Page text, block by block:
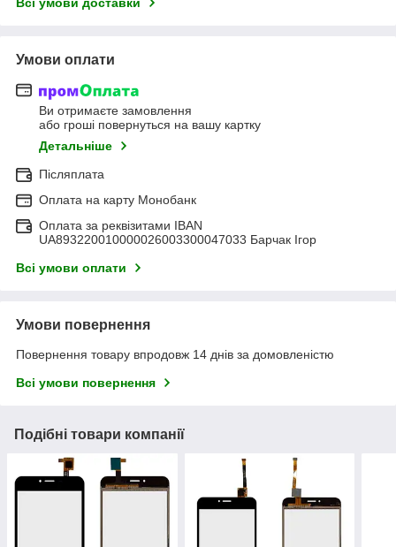
Умови оплати
Ви отримаєте замовлення
або гроші повернуться на вашу картку
Детальніше
Післяплата
Оплата на карту Монобанк
Оплата за реквізитами IBAN
UA893220010000026003300047033 Барчак Ігор
Всі умови оплати
Умови повернення
Повернення товару впродовж 14 днів за домовленістю
Всі умови повернення
Подібні товари компанії